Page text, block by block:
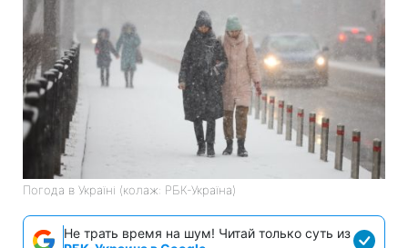
Погода в Україні (колаж: РБК-Україна)
Не трать время на шум! Читай только суть из